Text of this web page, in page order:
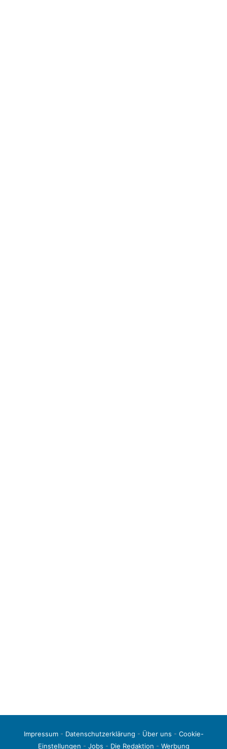
Impressum- Datenschutzerklärung - Über uns - Cookie-
Einstellungen - Jobs - Die Redaktion - Werbung